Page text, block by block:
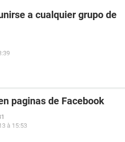
a cualquier grupo de
paginas de Facebook
à 15:53